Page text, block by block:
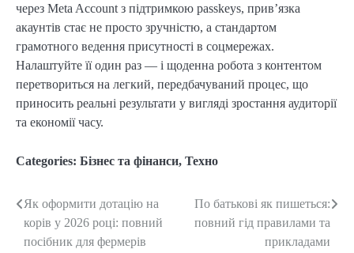
через Meta Account з підтримкою passkeys, прив’язка
акаунтів стає не просто зручністю, а стандартом
грамотного ведення присутності в соцмережах.
Налаштуйте її один раз — і щоденна робота з контентом
перетвориться на легкий, передбачуваний процес, що
приносить реальні результати у вигляді зростання аудиторії
та економії часу.
Categories: Бізнес та фінанси, Техно
Post
navigation
Як оформити дотацію на
корів у 2026 році: повний
посібник для фермерів
По батькові як пишеться:
повний гід правилами та
прикладами